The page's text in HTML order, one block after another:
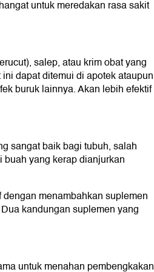
untuk meredakan rasa sakit
salep, atau krim obat yang
dapat ditemui di apotek ataupun
buruk lainnya. Akan lebih efektif
sangat baik bagi tubuh, salah
yang kerap dianjurkan
menambahkan suplemen
kandungan suplemen yang
untuk menahan pembengkakan